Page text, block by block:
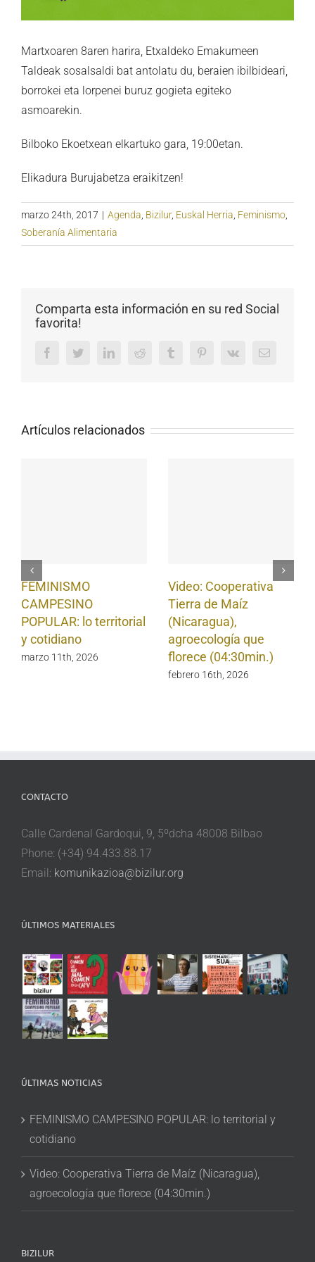
Martxoaren 8aren harira, Etxaldeko Emakumeen
Taldeak sosalsaldi bat antolatu du, beraien ibilbideari,
borrokei eta lorpenei buruz gogieta egiteko
asmoarekin.
Bilboko Ekoetxean elkartuko gara, 19:00etan.
Elikadura Burujabetza eraikitzen!
marzo 24th, 2017 | Agenda, Bizilur, Euskal Herria, Feminismo,
Soberanía Alimentaria
Comparta esta información en su red Social
favorita!
FacebookTwitterLinkedInReddit Tumblr PinterestVk Email
Artículos relacionados
FEMINISMO
CAMPESINO
POPULAR: lo territorial
y cotidiano
marzo 11th, 2026
Video: Cooperativa
Tierra de Maíz
(Nicaragua),
agroecología que
florece (04:30min.)
febrero 16th, 2026
CONTACTO
Calle Cardenal Gardoqui, 9, 5ºdcha 48008 Bilbao
Phone: (+34) 94.433.88.17
Email: komunikazioa@bizilur.org
ÚLTIMOS MATERIALES
ÚLTIMAS NOTICIAS
FEMINISMO CAMPESINO POPULAR: lo territorial y
cotidiano
Video: Cooperativa Tierra de Maíz (Nicaragua),
agroecología que florece (04:30min.)
BIZILUR